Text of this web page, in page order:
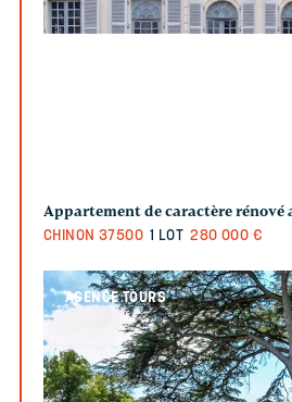
Appartement de caractère rénové
CHINON 37500 1 LOT 280 000 €
AGENCE TOURS